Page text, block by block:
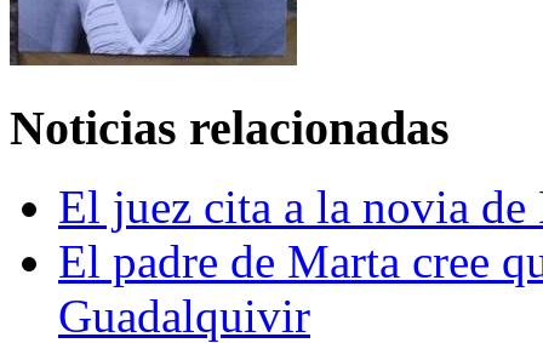
Noticias relacionadas
El juez cita a la novia
El padre de Marta cree
Guadalquivir